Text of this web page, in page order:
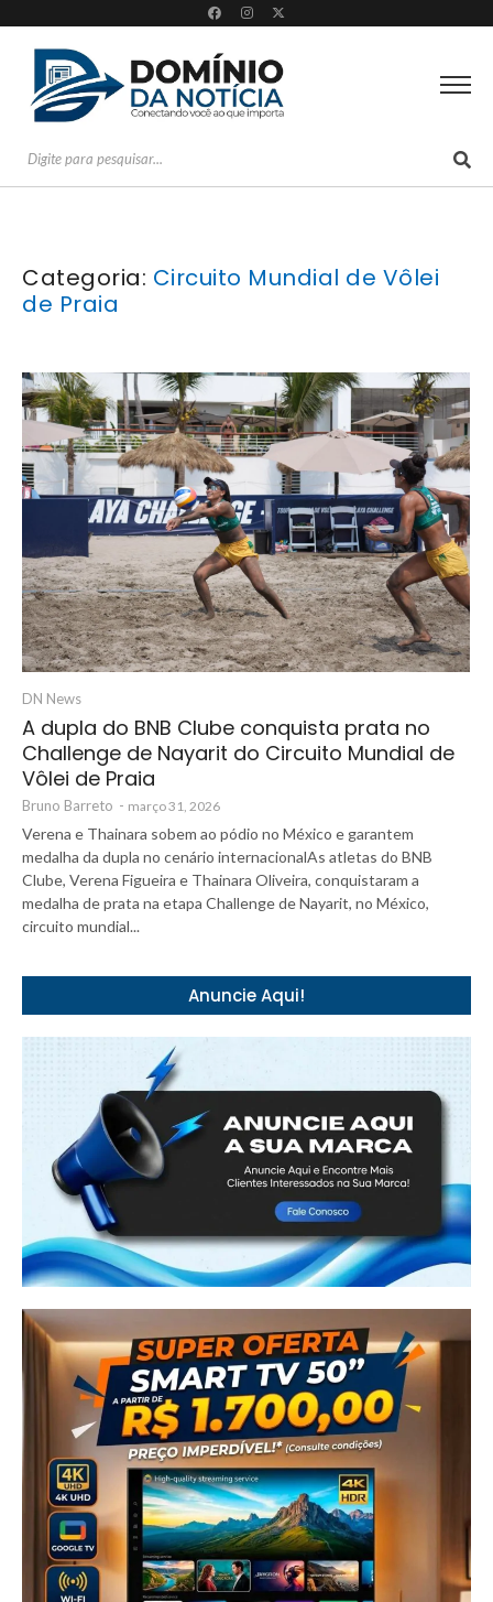
Categoria: Circuito Mundial de Vôlei
de Praia
DN News
A dupla do BNB Clube conquista prata no
Challenge de Nayarit do Circuito Mundial de
Vôlei de Praia
Bruno Barreto - março 31, 2026
Verena e Thainara sobem ao pódio no México e garantem
medalha da dupla no cenário internacionalAs atletas do BNB
Clube, Verena Figueira e Thainara Oliveira, conquistaram a
medalha de prata na etapa Challenge de Nayarit, no México,
circuito mundial...
Anuncie Aqui!